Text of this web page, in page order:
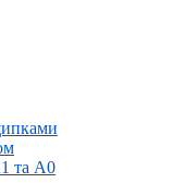
та А0